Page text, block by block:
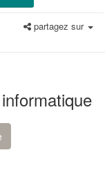
partagez sur